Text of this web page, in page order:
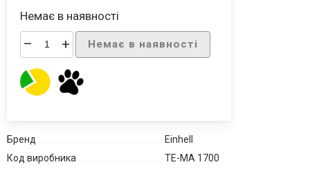
Немає в наявності
– + Немає в наявності
Бренд
Einhell
Код виробника
TE-MA 1700